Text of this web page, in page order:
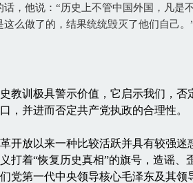
话，他说：“历史上不管中国外国，凡是
这么做了的，结果统统毁灭了他们自己。
训极具警示价值，它启示我们，否
，并进而否定共产党执政的合理性。
放以来一种比较活跃并具有较强迷
打着“恢复历史真相”的旗号，造谣、
党第一代中央领导核心毛泽东及其领